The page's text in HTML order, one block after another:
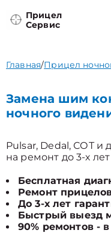
Прицел
Сервис
Главная/Прицел
Замена шим
ночного
Pulsar, Dedal, СОТ и
на ремонт до 3-х лет
Бесплатная
Ремонт
До 3-х лет
Быстрый выезд
90% ремонтов -